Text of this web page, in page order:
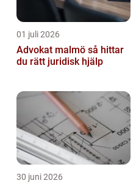
01 juli 2026
Advokat malmö så hittar
du rätt juridisk hjälp
30 juni 2026